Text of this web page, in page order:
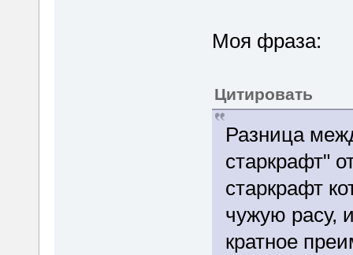
Моя фраза:
Цитировать
Разница
старкрафт"
старкрафт
чужую расу,
кратное